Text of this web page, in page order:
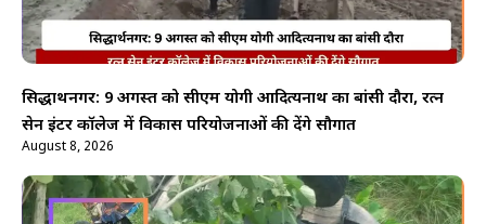
सिद्धार्थनगर: 9 अगस्त को सीएम योगी आदित्यनाथ का बांसी दौरा, रत्न
सेन इंटर कॉलेज में विकास परियोजनाओं की देंगे सौगात
August 8, 2026